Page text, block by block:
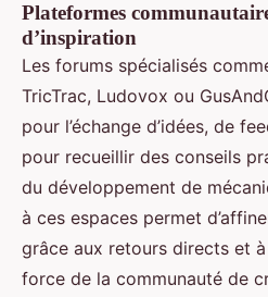
Plateformes
d’inspiration
Les forums spécialisés
TricTrac, Ludovox ou
pour l’échange d’idées, de
pour recueillir des conseils
du développement de
à ces espaces permet
grâce aux retours directs et
force de la communauté de